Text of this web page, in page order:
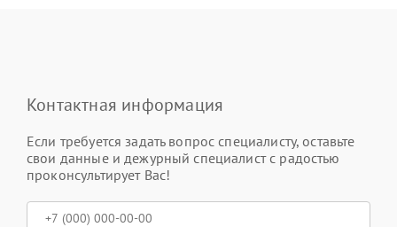
Контактная информация
Если требуется задать вопрос специалисту, оставьте
свои данные и дежурный специалист с радостью
проконсультирует Вас!